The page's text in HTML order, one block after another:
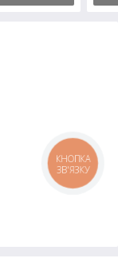
КНОПКА
ЗВ'ЯЗКУ